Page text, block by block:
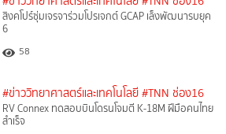
สิงคโปร์ซุ่มเจรจาร่วมโปรเจกต์ GCAP เล็งพัฒนารบยุค
6
58
#ข่าววิทยาศาสตร์และเทคโนโลยี #TNN ช่อง16
RV Connex ทดสอบบินโดรนโจมตี K-18M ฝีมือคนไทย
สำเร็จ